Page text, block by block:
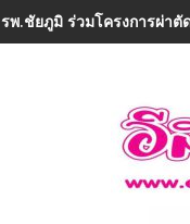
รพ.ชัยภูมิ ร่วมโครงการผ่าตั